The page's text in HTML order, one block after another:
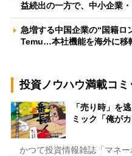
益続出の一方で、中小企業
急増する中国企業の“国籍
Temu…本社機能を海外に移
投資ノウハウ満載コミ
「売り時」を
ミック「俺が
かつて投資情報雑誌「マネ